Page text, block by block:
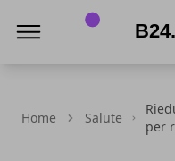
Home Salute
per